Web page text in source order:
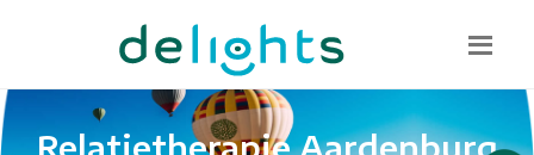
085 130 1482
info@delights.nu